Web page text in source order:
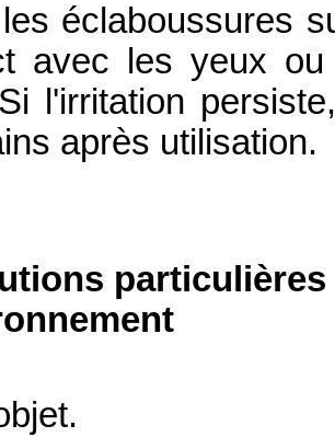
éclaboussures
avec les yeux
l'irritation
après utilisation.